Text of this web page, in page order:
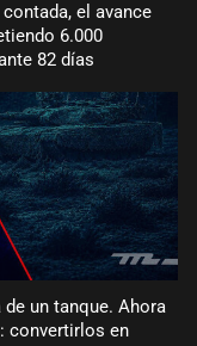
el avance
6.000
82 días
un tanque. Ahora
convertirlos en